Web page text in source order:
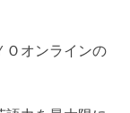
Ｏオンラインの